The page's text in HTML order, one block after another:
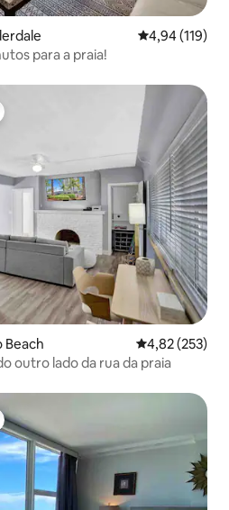
4,94 de uma
4,94 (119)
para a praia!
Beach 4,82 de uma
4,82 (253)
outro lado da rua da praia